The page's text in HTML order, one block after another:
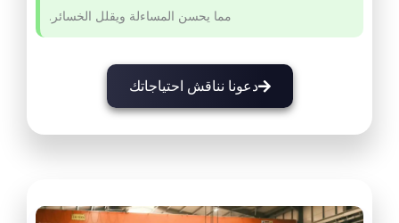
مما يحسن المساءلة ويقلل الخسائر.
دعونا نناقش احتياجاتك